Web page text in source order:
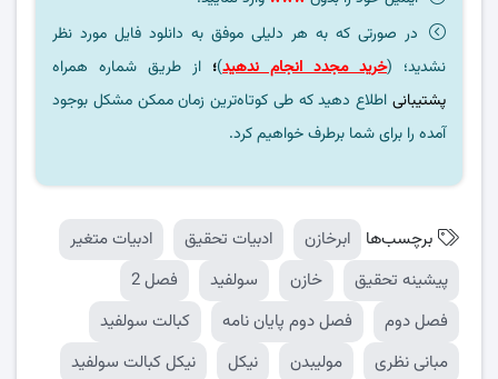
در صورتی که به هر دلیلی موفق به دانلود فایل مورد نظر
نشدید؛ (خرید مجدد انجام ندهید)؛ از طریق شماره همراه
پشتیبانی اطلاع دهید که طی کوتاه‌ترین زمان ممکن مشکل بوجود
آمده را برای شما برطرف خواهیم کرد.
برچسب‌ها ابرخازن ادبیات تحقیق
ادبیات متغیر
پیشینه تحقیق
خازن سولفید
فصل 2
فصل دوم
فصل دوم پایان نامه
کبالت سولفید
مبانی نظری
مولیبدن نیکل نیکل کبالت سولفید